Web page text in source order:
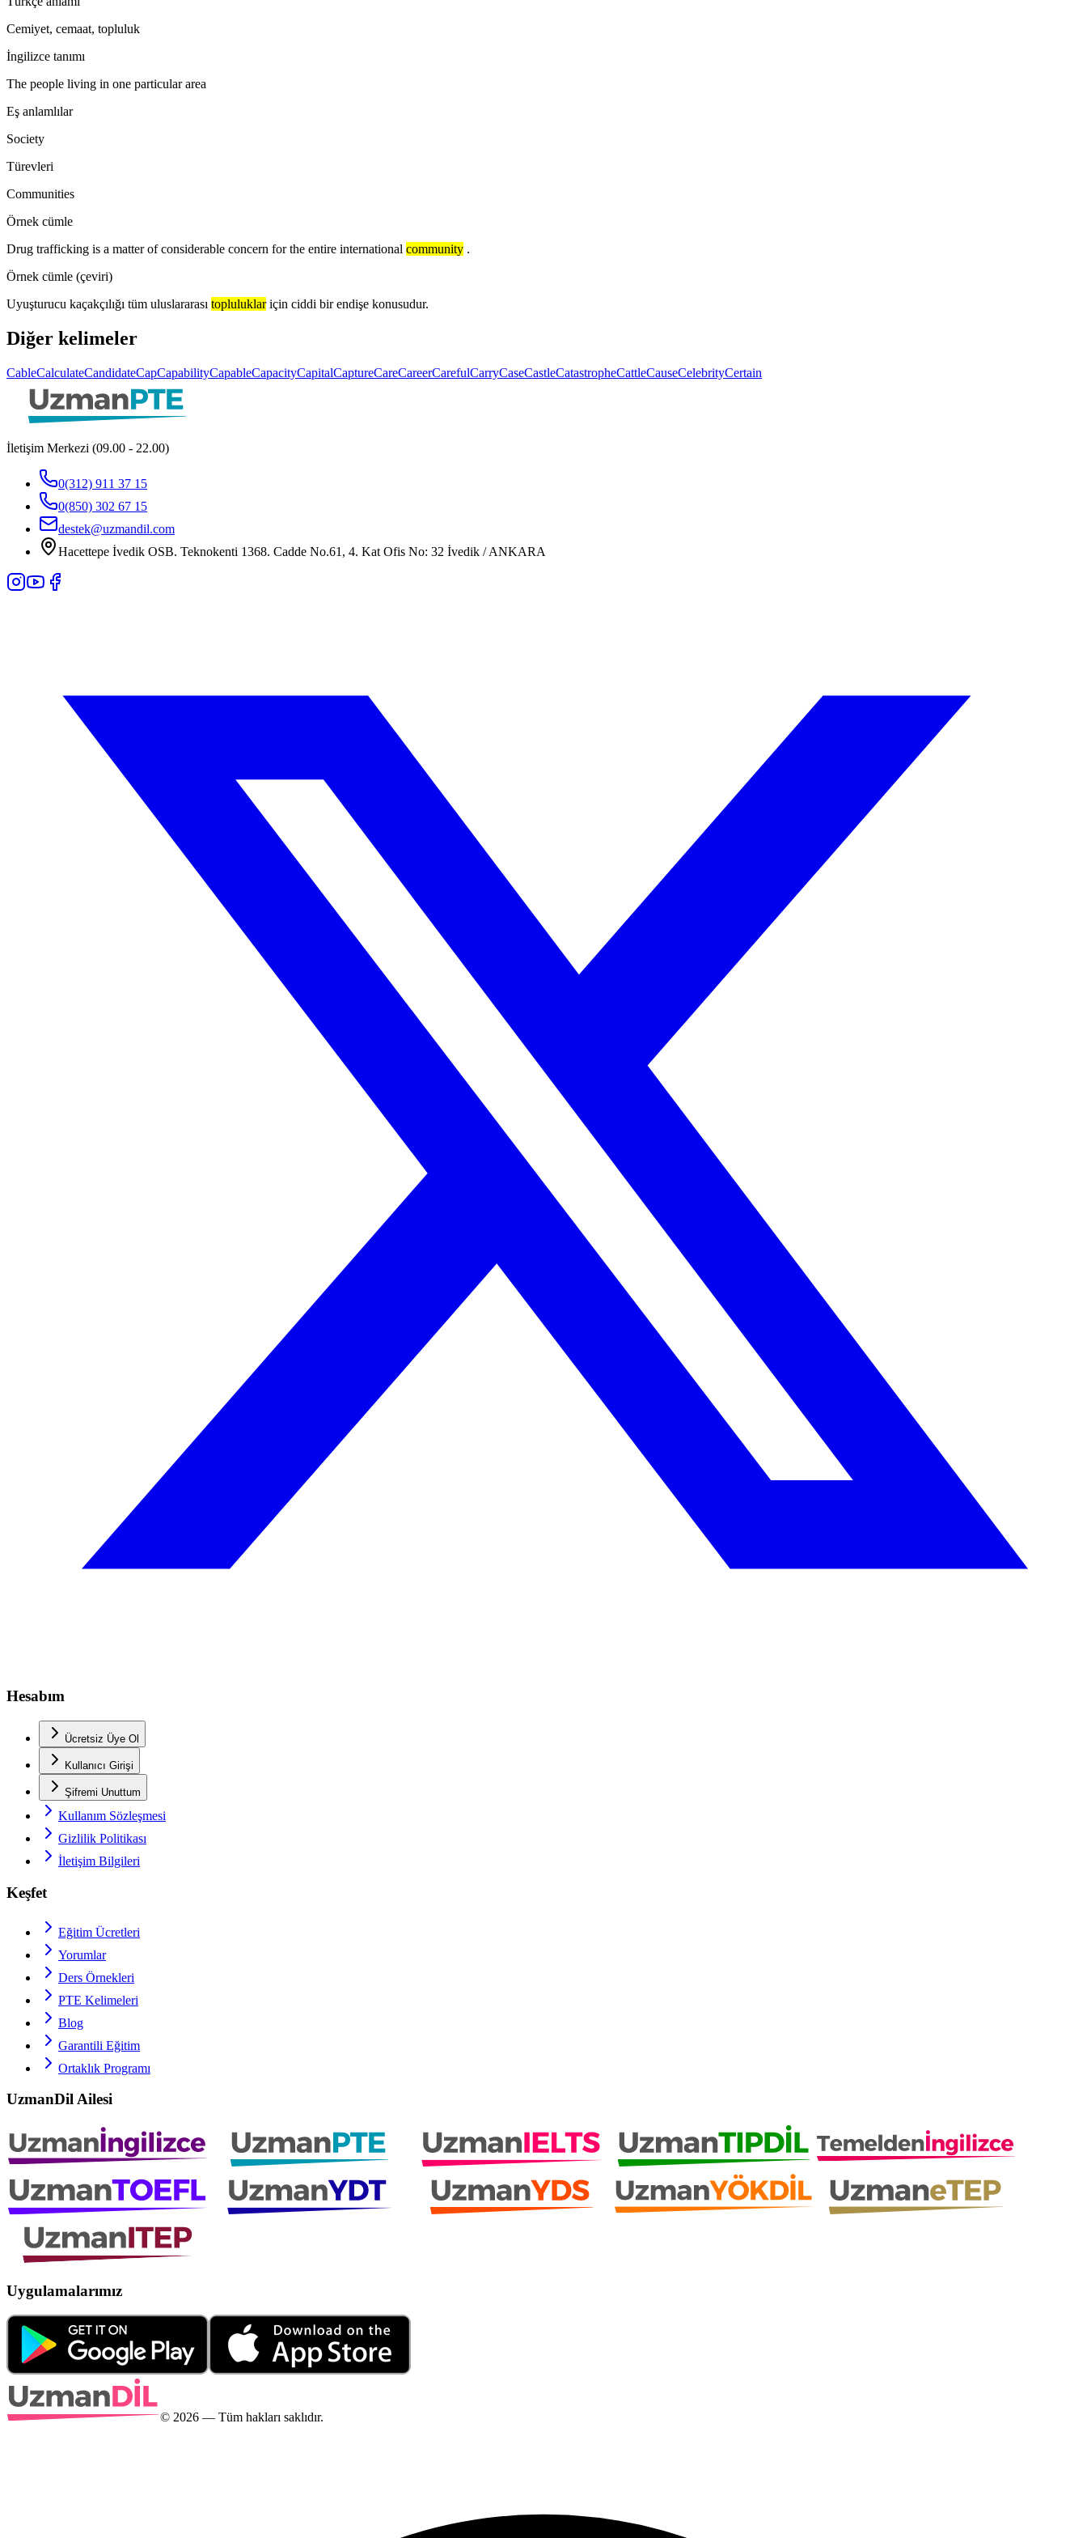
Cemiyet, cemaat, topluluk
İngilizce tanımı
The people living in one particular area
Eş anlamlılar
Society
Türevleri
Communities
Örnek cümle
Drug trafficking is a matter of considerable concern for the entire international community .
Örnek cümle (çeviri)
Uyuşturucu kaçakçılığı tüm uluslararası topluluklar için ciddi bir endişe konusudur.
Diğer kelimeler
CableCalculateCandidateCapCapabilityCapableCapacityCapitalCaptureCareCareerCarefulCarryCaseCastleCatastropheCattleCauseCelebrityCertain
İletişim Merkezi (09.00 - 22.00)
0(312) 911 37 15
0(850) 302 67 15
destek@uzmandil.com
Hacettepe İvedik OSB. Teknokenti 1368. Cadde No.61, 4. Kat Ofis No: 32 İvedik / ANKARA
Hesabım
Ücretsiz Üye Ol
Kullanıcı Girişi
Şifremi Unuttum
Kullanım Sözleşmesi
Gizlilik Politikası
İletişim Bilgileri
Keşfet
Eğitim Ücretleri
Yorumlar
Ders Örnekleri
PTE Kelimeleri
Blog
Garantili Eğitim
Ortaklık Programı
UzmanDil Ailesi
Uygulamalarımız
© 2026 — Tüm hakları saklıdır.